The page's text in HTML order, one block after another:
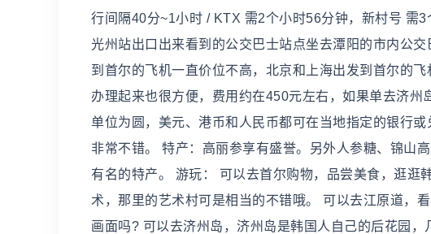
行间隔40分~1小时 / KTX 需2个小时56分钟，新村号 需
光州站出口出来看到的公交巴士站点坐去潭阳的市内公
到首尔的飞机一直价位不高，北京和上海出发到首尔的
办理起来也很方便，费用约在450元左右，如果单去济
单位为圆，美元、港币和人民币都可在当地指定的银行
非常不错。 特产：高丽参享有盛誉。另外人参糖、锦山
有名的特产。 游玩： 可以去首尔购物，品尝美食，逛逛
术，那里的艺术村可是相当的不错哦。 可以去江原道，
画面吗? 可以去济州岛，济州岛是韩国人自己的后花园